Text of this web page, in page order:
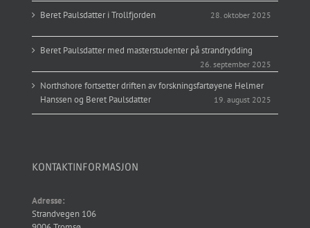
Beret Paulsdatter i Trollfjorden 28. oktober 2025
Beret Paulsdatter med masterstudenter på strandrydding
26. september 2025
Northshore fortsetter driften av forskningsfartøyene Helmer
Hanssen og Beret Paulsdatter
19. august 2025
KONTAKTINFORMASJON
Adresse:
Strandvegen 106